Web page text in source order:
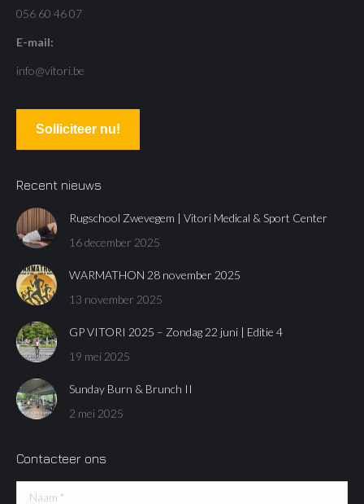
056 60 46 07
E-mail:
info@vitori.be
Solliciteer nu!
Recent nieuws
Rugschool Zwevegem | Vitori Medical & Sport Center
16 december 2025
WARMATHON 28 november 2025
13 november 2025
GP VITORI 2025 – Zondag 22 juni | Editie 4
19 mei 2025
Sunday Burn & Brunch II
2 mei 2025
Contacteer ons
Naam *